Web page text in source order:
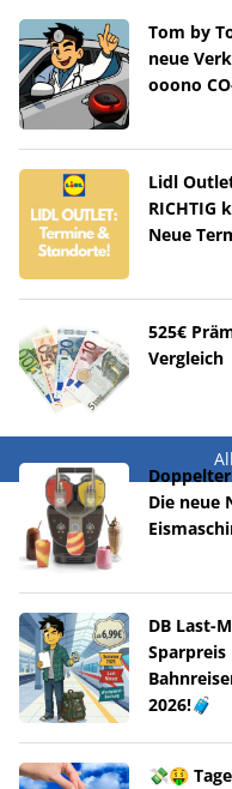
Tom by
neue
ooono
Lidl
RICHTIG
Neue
525€
Vergleich
Die neue
DB Last-
2026!🧳
💸🤑